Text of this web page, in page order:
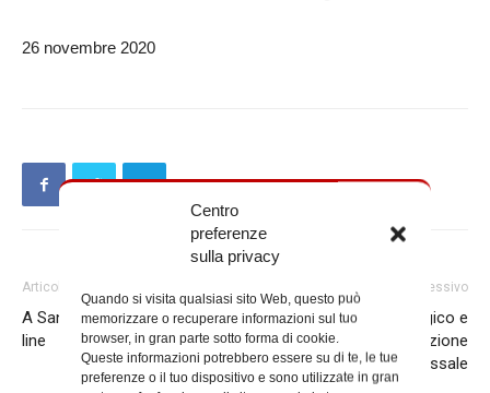
Centro
preferenze
sulla privacy
Quando si visita qualsiasi sito Web, questo può
memorizzare o recuperare informazioni sul tuo
browser, in gran parte sotto forma di cookie.
Queste informazioni potrebbero essere su di te, le tue
preferenze o il tuo dispositivo e sono utilizzate in gran
26 novembre 2020
Articolo precedente
A San Giuliano lectio divina on
line
Articolo successivo
Ufficio liturgico e
Sant’Anselmo: terza edizione
del corso sul Messale